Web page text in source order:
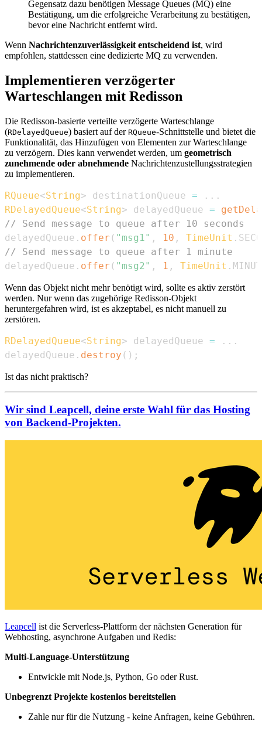
Gegensatz dazu benötigen Message Queues (MQ) eine
Bestätigung, um die erfolgreiche Verarbeitung zu bestätigen,
bevor eine Nachricht entfernt wird.
Wenn Nachrichtenzuverlässigkeit entscheidend ist, wird
empfohlen, stattdessen eine dedizierte MQ zu verwenden.
Implementieren verzögerter
Warteschlangen mit Redisson
Die Redisson-basierte verteilte verzögerte Warteschlange
(RDelayedQueue) basiert auf der RQueue-Schnittstelle und bietet die
Funktionalität, das Hinzufügen von Elementen zur Warteschlange
zu verzögern. Dies kann verwendet werden, um geometrisch
zunehmende oder abnehmende Nachrichtenzustellungsstrategien
zu implementieren.
RQueue<String> destinationQueue = . . .
RDelayedQueue<String> delayedQueue =
// Send message to queue after 10 seconds
delayedQueue . offer ( "msg1" , 10 , TimeUnit .
// Send message to queue after 1 minute
delayedQueue . offer ( "msg2" , 1 , TimeUnit .
Wenn das Objekt nicht mehr benötigt wird, sollte es aktiv zerstört
werden. Nur wenn das zugehörige Redisson-Objekt
heruntergefahren wird, ist es akzeptabel, es nicht manuell zu
zerstören.
RDelayedQueue<String> delayedQueue = . . .
delayedQueue . destroy ( ) ;
Ist das nicht praktisch?
Wir sind Leapcell, deine erste Wahl für das Hosting
von Backend-Projekten.
Leapcell ist die Serverless-Plattform der nächsten Generation für
Webhosting, asynchrone Aufgaben und Redis:
Multi-Language-Unterstützung
Entwickle mit Node.js, Python, Go oder Rust.
Unbegrenzt Projekte kostenlos bereitstellen
Zahle nur für die Nutzung - keine Anfragen, keine Gebühren.